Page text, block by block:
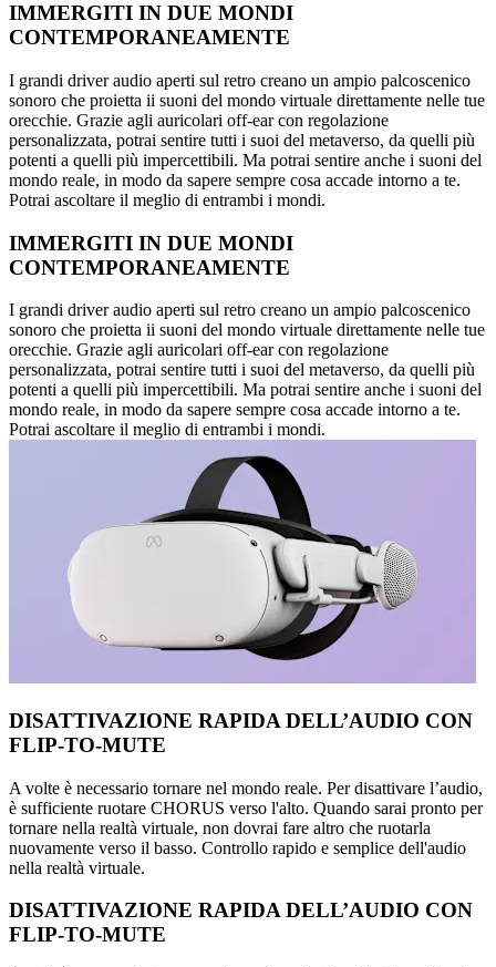
IMMERGITI IN DUE MONDI
CONTEMPORANEAMENTE
I grandi driver audio aperti sul retro creano un ampio palcoscenico
sonoro che proietta ii suoni del mondo virtuale direttamente nelle tue
orecchie. Grazie agli auricolari off-ear con regolazione
personalizzata, potrai sentire tutti i suoi del metaverso, da quelli più
potenti a quelli più impercettibili. Ma potrai sentire anche i suoni del
mondo reale, in modo da sapere sempre cosa accade intorno a te.
Potrai ascoltare il meglio di entrambi i mondi.
IMMERGITI IN DUE MONDI
CONTEMPORANEAMENTE
I grandi driver audio aperti sul retro creano un ampio palcoscenico
sonoro che proietta ii suoni del mondo virtuale direttamente nelle tue
orecchie. Grazie agli auricolari off-ear con regolazione
personalizzata, potrai sentire tutti i suoi del metaverso, da quelli più
potenti a quelli più impercettibili. Ma potrai sentire anche i suoni del
mondo reale, in modo da sapere sempre cosa accade intorno a te.
Potrai ascoltare il meglio di entrambi i mondi.
DISATTIVAZIONE RAPIDA DELL’AUDIO CON
FLIP-TO-MUTE
A volte è necessario tornare nel mondo reale. Per disattivare l’audio,
è sufficiente ruotare CHORUS verso l'alto. Quando sarai pronto per
tornare nella realtà virtuale, non dovrai fare altro che ruotarla
nuovamente verso il basso. Controllo rapido e semplice dell'audio
nella realtà virtuale.
DISATTIVAZIONE RAPIDA DELL’AUDIO CON
FLIP-TO-MUTE